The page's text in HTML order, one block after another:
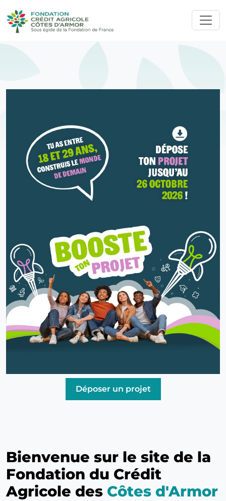
Déposer un projet
Bienvenue sur le site de la
Fondation du Crédit
Agricole des Côtes d'Armor